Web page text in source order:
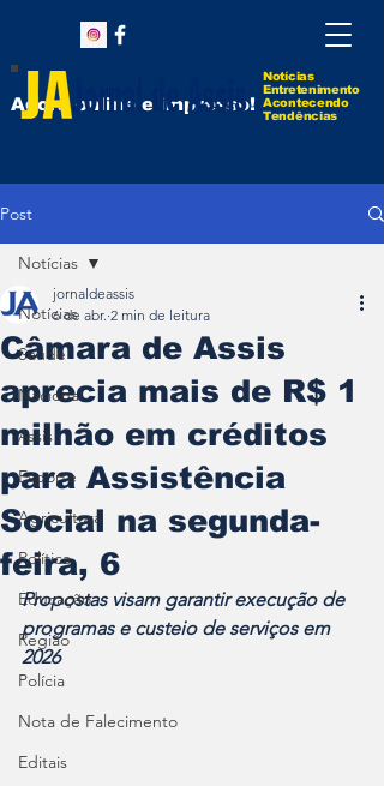
Notícias
Entretenimento
Acontecendo
Tendências
Agora online e impresso!
Post
Notícias
Saúde
Nacional
Assis
Esporte
Agricultura
Política
Educação
Região
Polícia
Nota de Falecimento
Editais
Notícias
Câmara de Assis
aprecia mais de R$ 1
milhão em créditos
para Assistência
Social na segunda-
feira, 6
jornaldeassis
6 de abr. 2 min de leitura
Propostas visam garantir execução de
programas e custeio de serviços em
2026